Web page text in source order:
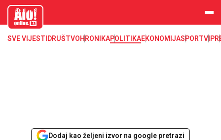
aloonline.b
SVE VIJESTI DRUŠTVOHRONIKAPOLITIKAEKONOMIJASPORTVIP
Dodaj kao željeni izvor na google pretrazi